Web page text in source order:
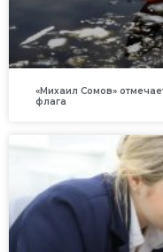
«Михаил Сомов»
флага